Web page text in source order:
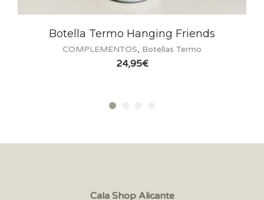
Botella Termo Hanging Friends
COMPLEMENTOS, Botellas Termo
24,95€
Cala Shop Alicante